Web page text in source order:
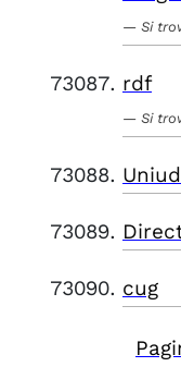
Si
rdf
Si
cug